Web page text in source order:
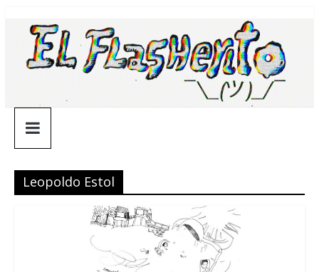
contenido
¯\_(ツ)_/
¯
Leopoldo Estol